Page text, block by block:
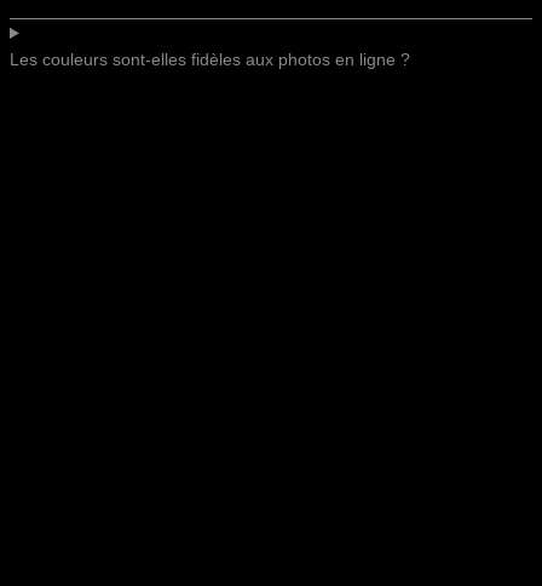
Les couleurs sont-elles fidèles aux photos en ligne ?